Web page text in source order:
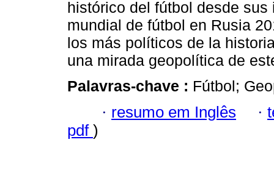
histórico del fútbol desde
mundial de fútbol en Rusia
los más políticos de la
una mirada geopolítica de
Palavras-chave : Fútbol;
· resumo em Inglês ·
pdf )